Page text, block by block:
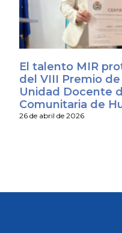
El talento MIR
del VIII Premio
Unidad Docente
Comunitaria de
26 de abril de 2026